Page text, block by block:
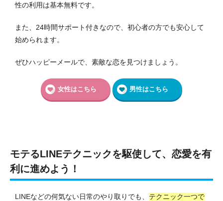
性の利用は基本無料です。
また、24時間サポート付きなので、初心者の方でも安心して
始められます。
ぜひハッピーメールで、素敵な恋を見つけましょう。
女性はこちら 男性はこちら
モテるLINEテクニックを駆使して、恋愛を有
利に進めよう！
LINEなどの何気ない日常のやり取りでも、 テクニック一つで